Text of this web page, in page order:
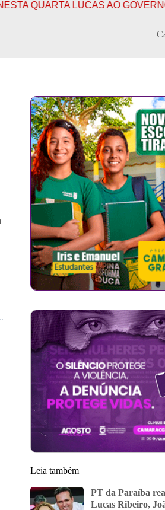
LUCAS AO GOVERNO E JOÃO
Leia também
PT da Paraíba
Lucas Ribeiro,